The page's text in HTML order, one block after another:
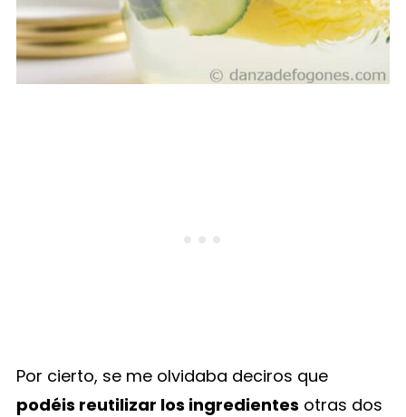
Por cierto, se me olvidaba deciros que
podéis reutilizar los ingredientes otras dos